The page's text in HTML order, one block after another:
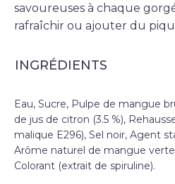
savoureuses à chaque
rafraîchir ou ajouter du
INGRÉDIENTS
Eau, Sucre, Pulpe de mangue
de jus de citron (3.5 %),
malique E296), Sel noir, Agent
Arôme naturel de mangue
Colorant (extrait de spiruline).